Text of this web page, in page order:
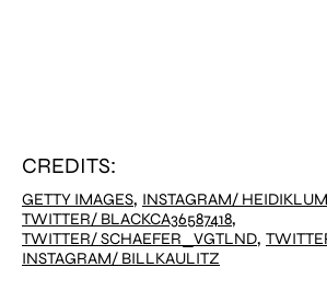
CREDITS:
GETTY IMAGES, INSTAGRAM/ HEIDIKLUM
TWITTER/ BLACKCA36587418,
TWITTER/ SCHAEFER_VGTLND,
INSTAGRAM/ BILLKAULITZ